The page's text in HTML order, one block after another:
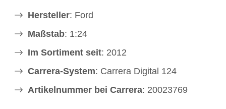
Hersteller: Ford
Maßstab: 1:24
Im Sortiment seit: 2012
Carrera-System: Carrera Digital 124
Artikelnummer bei Carrera: 20023769